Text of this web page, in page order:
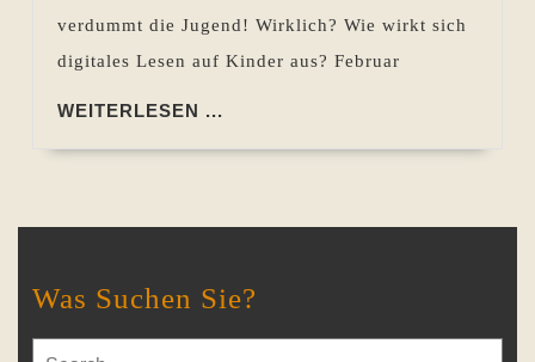
verdummt die Jugend! Wirklich? Wie wirkt sich
digitales Lesen auf Kinder aus? Februar
WEITERLESEN ...
Was Suchen Sie?